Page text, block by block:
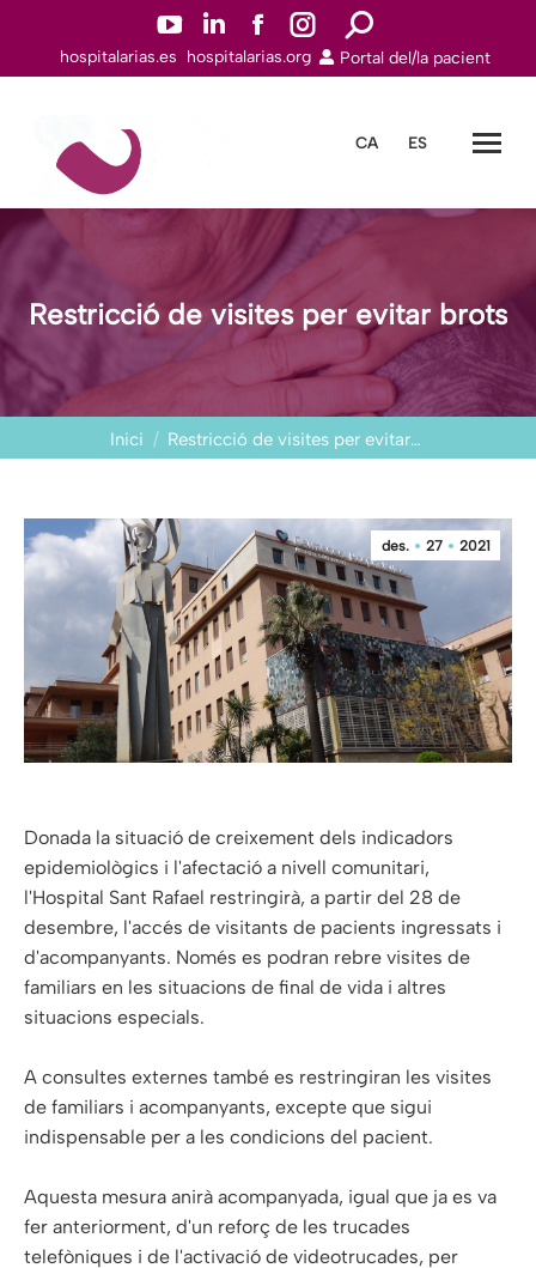
YouTube
page
window
Linkedin
page
window
Facebook
page
window
Instagram
page
window
Search:
hospitalarias.es hospitalarias.org Portal del/la pacient
CA ES
Restricció de visites per evitar brots
You are here:
Inici Restricció de visites per evitar…
des. 27 2021
Donada la situació de creixement dels indicadors
epidemiològics i l'afectació a nivell comunitari,
l'Hospital Sant Rafael restringirà, a partir del 28 de
desembre, l'accés de visitants de pacients ingressats i
d'acompanyants. Només es podran rebre visites de
familiars en les situacions de final de vida i altres
situacions especials.
A consultes externes també es restringiran les visites
de familiars i acompanyants, excepte que sigui
indispensable per a les condicions del pacient.
Aquesta mesura anirà acompanyada, igual que ja es va
fer anteriorment, d'un reforç de les trucades
telefòniques i de l'activació de videotrucades, per